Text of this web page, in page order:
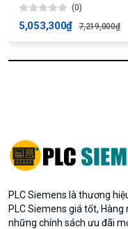
(0)
5,053,300₫ 7,219,000₫
PLC Siemens là thương
PLC Siemens giá tốt,
những chính sách ưu đãi